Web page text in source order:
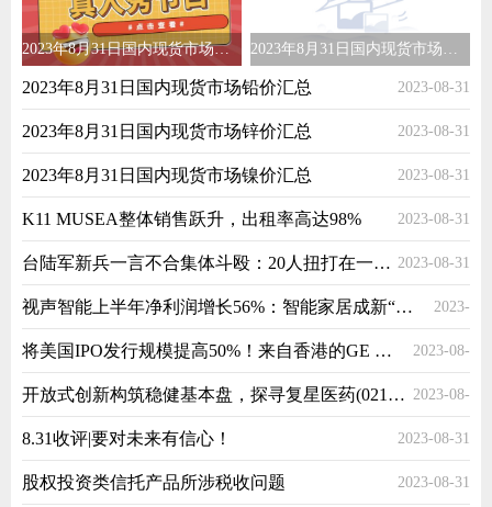
2023年8月31日国内现货市场铅价汇总
2023年8月31日国内现货市场铅价汇总 2023-08-31
2023年8月31日国内现货市场锌价汇总 2023-08-31
2023年8月31日国内现货市场镍价汇总 2023-08-31
K11 MUSEA整体销售跃升，出租率高达98% 2023-08-31
台陆军新兵一言不合集体斗殴：20人扭打在一起 已被惩处 2023-08-31
视声智能上半年净利润增长56%：智能家居成新“风口”长期坚持高强度研发抢主导权 2023-
08-31
将美国IPO发行规模提高50%！来自香港的GE Group再更招股书 2023-08-
31
开放式创新构筑稳健基本盘，探寻复星医药(02196)中报背后的创新价值 2023-08-
31
8.31收评|要对未来有信心！ 2023-08-31
股权投资类信托产品所涉税收问题 2023-08-31